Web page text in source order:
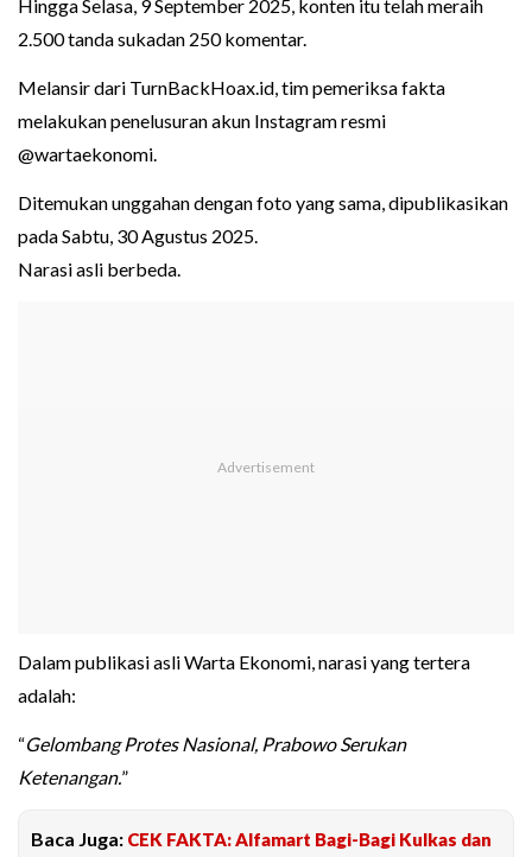
Hingga Selasa, 9 September 2025, konten itu telah meraih
2.500 tanda sukadan 250 komentar.
Melansir dari TurnBackHoax.id, tim pemeriksa fakta
melakukan penelusuran akun Instagram resmi
@wartaekonomi.
Ditemukan unggahan dengan foto yang sama, dipublikasikan
pada Sabtu, 30 Agustus 2025.
Narasi asli berbeda.
Dalam publikasi asli Warta Ekonomi, narasi yang tertera
adalah:
“Gelombang Protes Nasional, Prabowo Serukan
Ketenangan.”
Baca Juga: CEK FAKTA: Alfamart Bagi-Bagi Kulkas dan